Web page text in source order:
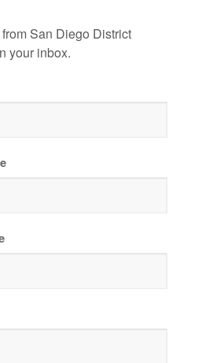
San Diego District
your inbox.